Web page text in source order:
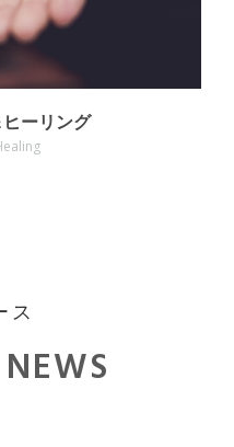
ーリング
ス